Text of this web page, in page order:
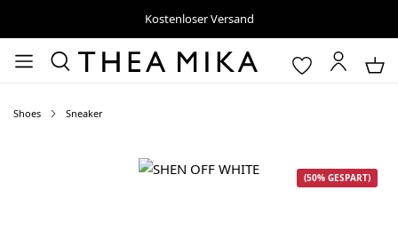
Kostenloser Versand
Shoes Sneaker
Bildergalerie überspringen
(50% GESPART)